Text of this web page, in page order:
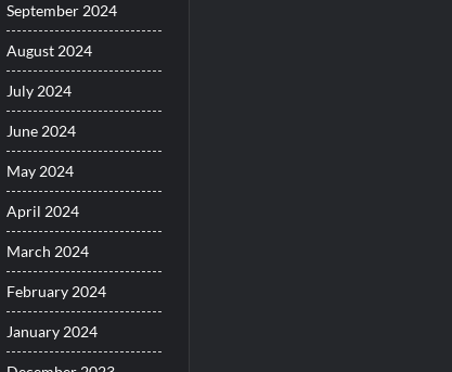
September 2024
August 2024
July 2024
June 2024
May 2024
April 2024
March 2024
February 2024
January 2024